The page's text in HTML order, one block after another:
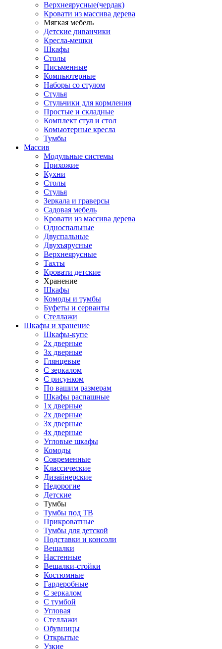
Верхнеярусные(чердак)
Кровати из массива дерева
Мягкая мебель
Детские диванчики
Кресла-мешки
Шкафы
Столы
Письменные
Компьютерные
Наборы со стулом
Стулья
Стульчики для кормления
Простые и складные
Комплект стул и стол
Комьютерные кресла
Тумбы
Массив
Модульные системы
Прихожие
Кухни
Столы
Стулья
Зеркала и граверсы
Садовая мебель
Кровати из массива дерева
Односпальные
Двуспальные
Двухъярусные
Верхнеярусные
Тахты
Кровати детские
Хранение
Шкафы
Комоды и тумбы
Буфеты и серванты
Стеллажи
Шкафы и хранение
Шкафы-купе
2х дверные
3х дверные
Глянцевые
С зеркалом
С рисунком
По вашим размерам
Шкафы распашные
1х дверные
2х дверные
3х дверные
4х дверные
Угловые шкафы
Комоды
Современные
Классические
Дизайнерские
Недорогие
Детские
Тумбы
Тумбы под ТВ
Прикроватные
Тумбы для детской
Подставки и консоли
Вешалки
Настенные
Вешалки-стойки
Костюмные
Гардеробные
С зеркалом
С тумбой
Угловая
Стеллажи
Обувницы
Открытые
Узкие